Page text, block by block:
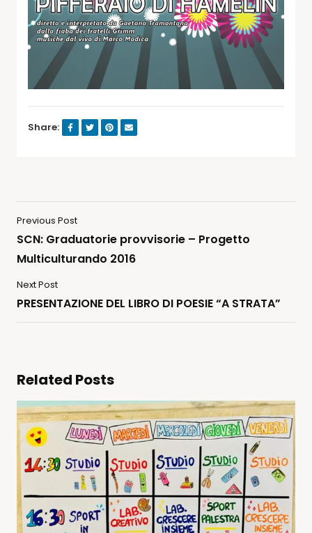
Share:
Previous Post
SCN: Graduatorie provvisorie – Progetto
Multiculturando 2016
Next Post
PRESENTAZIONE DEL LIBRO DI POESIE “A STRATA”
Related Posts